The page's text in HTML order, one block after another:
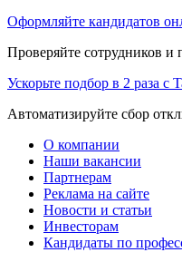
Оформляйте кандидатов
Проверяйте сотрудников
Ускорьте подбор в 2 раза с
Автоматизируйте сбор
О компании
Наши вакансии
Партнерам
Реклама на сайте
Новости и статьи
Инвесторам
Кандидаты по